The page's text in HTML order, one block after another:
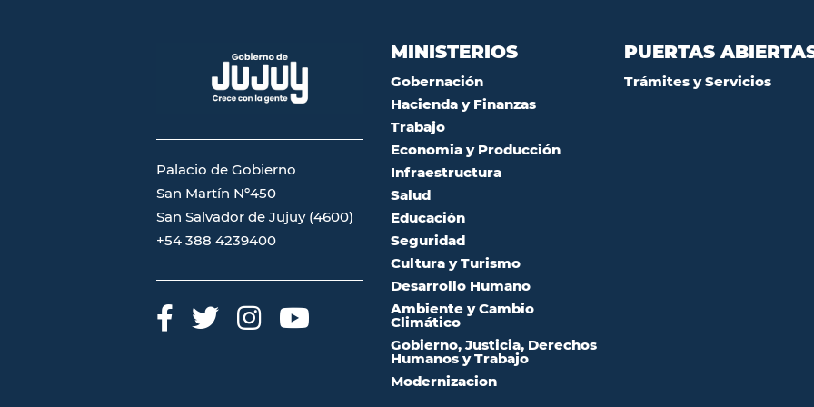
Palacio de Gobierno
San Martín Nº450
San Salvador de Jujuy (4600)
+54 388 4239400
MINISTERIOS
Gobernación
Hacienda y Finanzas
Trabajo
Economia y Producción
Infraestructura
Salud
Educación
Seguridad
Cultura y Turismo
Desarrollo Humano
Ambiente y Cambio
Climático
Gobierno, Justicia, Derechos
Humanos y Trabajo
Modernizacion
PUERTAS
Trámites y Servicios